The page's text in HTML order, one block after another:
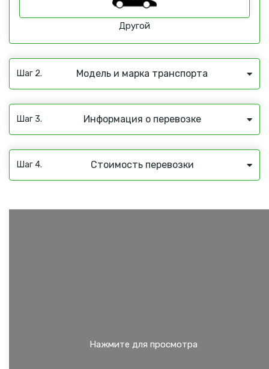
Другой
Шаг 2. Модель и марка транспорта
Шаг 3. Информация о перевозке
Шаг 4. Стоимость перевозки